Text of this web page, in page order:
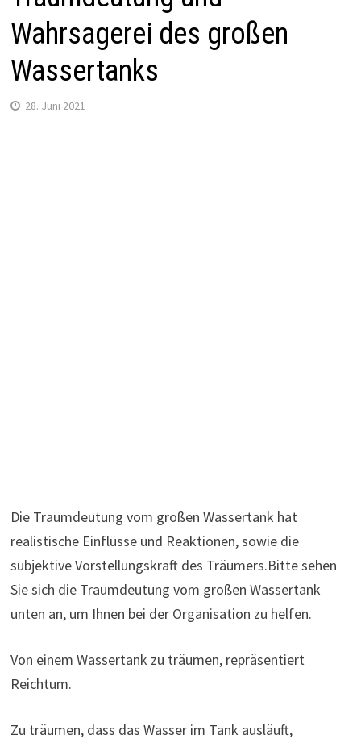
Wahrsagerei des großen
Wassertanks
28. Juni 2021
Die Traumdeutung vom großen Wassertank hat
realistische Einflüsse und Reaktionen, sowie die
subjektive Vorstellungskraft des Träumers.Bitte sehen
Sie sich die Traumdeutung vom großen Wassertank
unten an, um Ihnen bei der Organisation zu helfen.
Von einem Wassertank zu träumen, repräsentiert
Reichtum.
Zu träumen, dass das Wasser im Tank ausläuft,